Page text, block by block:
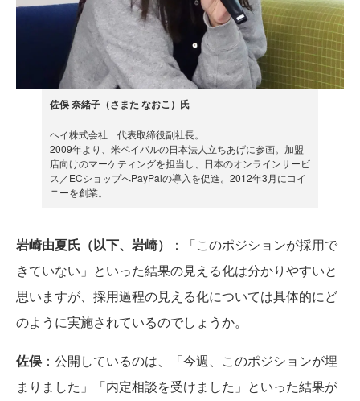
佐俣 奈緒子（さまた なおこ）氏
ヘイ株式会社 代表取締役副社長。
2009年より、米ペイパルの日本法人立ちあげに参画。加盟
店向けのマーケティングを担当し、日本のオンラインサービ
ス／ECショップへPayPalの導入を促進。2012年3月にコイ
ニーを創業。
岩崎由夏氏（以下、岩崎）
：「このポジションが採用で
きていない」といった結果の見える化は分かりやすいと
思いますが、採用過程の見える化については具体的にど
のように実施されているのでしょうか。
佐俣：公開しているのは、「今週、このポジションが埋
まりました」「内定相談を受けました」といった結果が